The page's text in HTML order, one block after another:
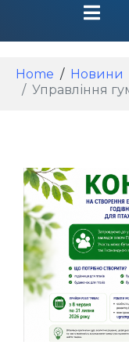
Home
Новини
Управління гуманітарного розвитку Гірської сільської